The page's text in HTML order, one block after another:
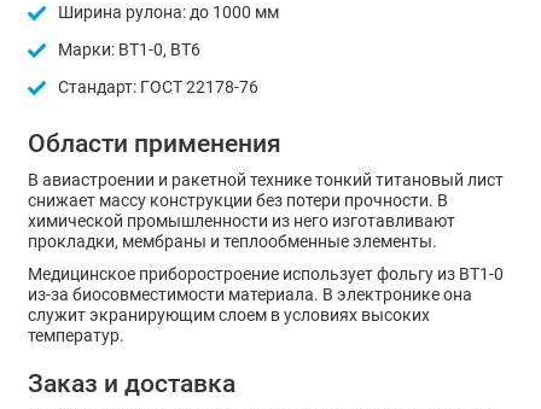
Ширина рулона: до 1000 мм
Марки: ВТ1-0, ВТ6
Стандарт: ГОСТ 22178-76
Области применения
В авиастроении и ракетной технике тонкий титановый лист
снижает массу конструкции без потери прочности. В
химической промышленности из него изготавливают
прокладки, мембраны и теплообменные элементы.
Медицинское приборостроение использует фольгу из ВТ1-0
из-за биосовместимости материала. В электронике она
служит экранирующим слоем в условиях высоких
температур.
Заказ и доставка